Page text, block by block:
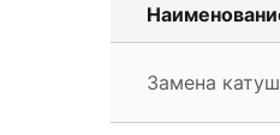
Замена